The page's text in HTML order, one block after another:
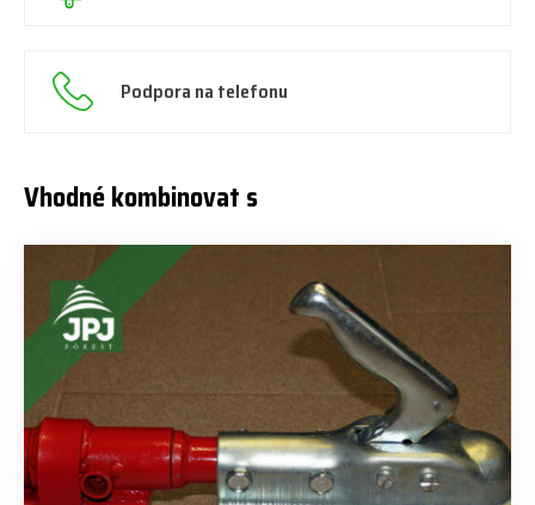
Podpora na telefonu
Vhodné kombinovat s